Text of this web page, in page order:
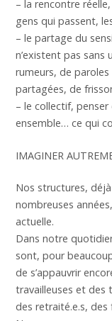
– la rencontre
gens qui passent,
– le partage du
n’existent pas sans
rumeurs, de
partagées, de
– le collectif,
ensemble… ce qui
IMAGINER
Nos structures,
nombreuses
actuelle.
Dans notre
sont, pour
de s’appauvrir
travailleuses et des
des retraité.e.s,